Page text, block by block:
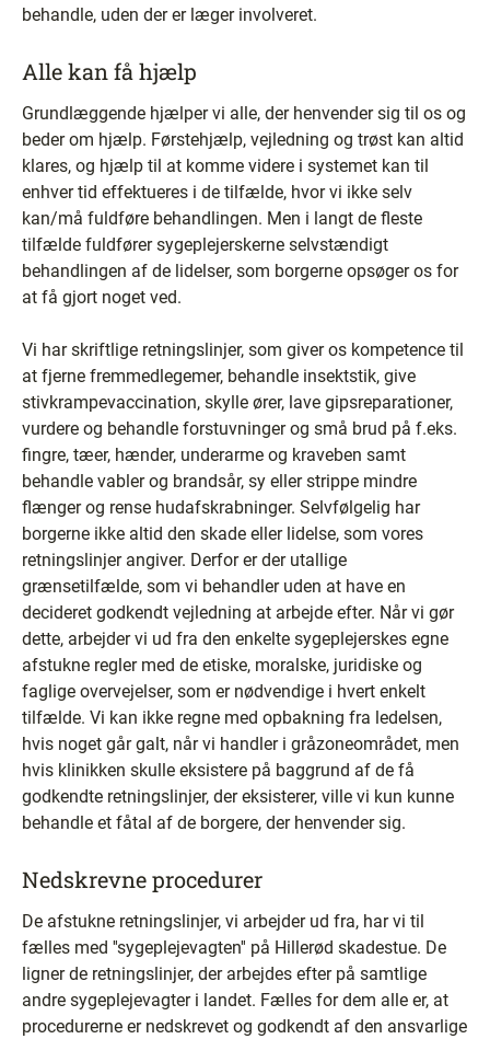
behandle, uden der er læger involveret.
Alle kan få hjælp
Grundlæggende hjælper vi alle, der henvender sig til os og
beder om hjælp. Førstehjælp, vejledning og trøst kan altid
klares, og hjælp til at komme videre i systemet kan til
enhver tid effektueres i de tilfælde, hvor vi ikke selv
kan/må fuldføre behandlingen. Men i langt de fleste
tilfælde fuldfører sygeplejerskerne selvstændigt
behandlingen af de lidelser, som borgerne opsøger os for
at få gjort noget ved.
Vi har skriftlige retningslinjer, som giver os kompetence til
at fjerne fremmedlegemer, behandle insektstik, give
stivkrampevaccination, skylle ører, lave gipsreparationer,
vurdere og behandle forstuvninger og små brud på f.eks.
fingre, tæer, hænder, underarme og kraveben samt
behandle vabler og brandsår, sy eller strippe mindre
flænger og rense hudafskrabninger. Selvfølgelig har
borgerne ikke altid den skade eller lidelse, som vores
retningslinjer angiver. Derfor er der utallige
grænsetilfælde, som vi behandler uden at have en
decideret godkendt vejledning at arbejde efter. Når vi gør
dette, arbejder vi ud fra den enkelte sygeplejerskes egne
afstukne regler med de etiske, moralske, juridiske og
faglige overvejelser, som er nødvendige i hvert enkelt
tilfælde. Vi kan ikke regne med opbakning fra ledelsen,
hvis noget går galt, når vi handler i gråzoneområdet, men
hvis klinikken skulle eksistere på baggrund af de få
godkendte retningslinjer, der eksisterer, ville vi kun kunne
behandle et fåtal af de borgere, der henvender sig.
Nedskrevne procedurer
De afstukne retningslinjer, vi arbejder ud fra, har vi til
fælles med ''sygeplejevagten'' på Hillerød skadestue. De
ligner de retningslinjer, der arbejdes efter på samtlige
andre sygeplejevagter i landet. Fælles for dem alle er, at
procedurerne er nedskrevet og godkendt af den ansvarlige